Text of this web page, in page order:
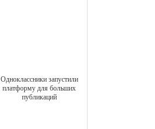
Одноклассники запустили
платформу для больших
публикаций